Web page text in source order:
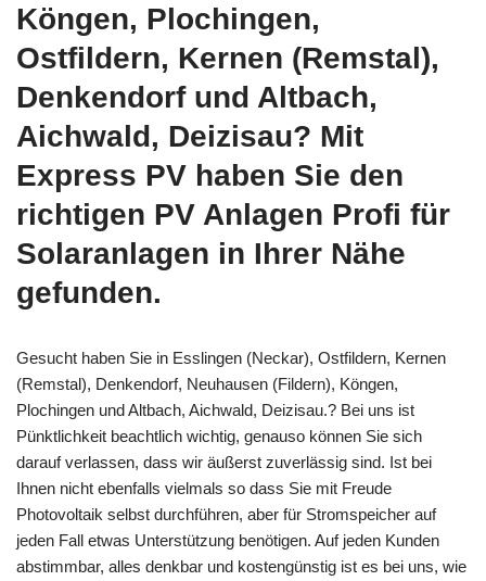
Köngen, Plochingen,
Ostfildern, Kernen (Remstal),
Denkendorf und Altbach,
Aichwald, Deizisau? Mit
Express PV haben Sie den
richtigen PV Anlagen Profi für
Solaranlagen in Ihrer Nähe
gefunden.
Gesucht haben Sie in Esslingen (Neckar), Ostfildern, Kernen
(Remstal), Denkendorf, Neuhausen (Fildern), Köngen,
Plochingen und Altbach, Aichwald, Deizisau.? Bei uns ist
Pünktlichkeit beachtlich wichtig, genauso können Sie sich
darauf verlassen, dass wir äußerst zuverlässig sind. Ist bei
Ihnen nicht ebenfalls vielmals so dass Sie mit Freude
Photovoltaik selbst durchführen, aber für Stromspeicher auf
jeden Fall etwas Unterstützung benötigen. Auf jeden Kunden
abstimmbar, alles denkbar und kostengünstig ist es bei uns, wie